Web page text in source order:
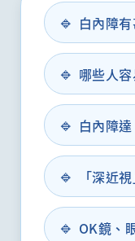
🔹 白內障
🔹 哪些人
🔹 白內障
🔹 「深近
🔹 OK鏡、